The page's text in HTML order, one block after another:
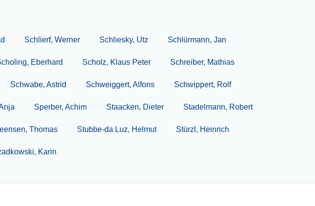
Schlierf, Werner Schliesky, Utz Schlürmann, Jan
Eberhard Scholz, Klaus Peter Schreiber, Mathias
Schwabe, Astrid Schweiggert, Alfons Schwippert, Rolf
Sperber, Achim Staacken, Dieter Stadelmann, Robert
Thomas Stubbe-da Luz, Helmut Stürzl, Heinrich
Karin